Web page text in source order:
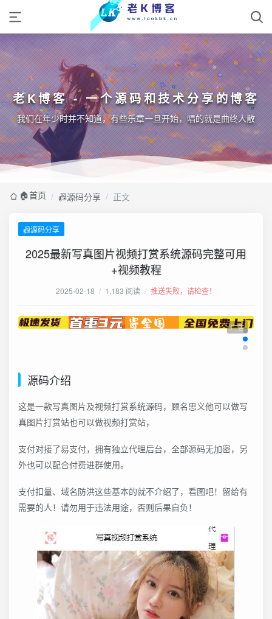
老K博客 - 一个源码和技术分享的博客
我们在年少时并不知道，有些乐章一旦开始，唱的就是曲终人散
🏠️首页 / 📠源码分享 / 正文
📠源码分享
2025最新写真图片视频打赏系统源码完整可用
+视频教程
2025-02-18 / 1,183 阅读 / 推送失败，请检查！
广告
源码介绍
这是一款写真图片及视频打赏系统源码，顾名思义他可以做写
真图片打赏站也可以做视频打赏站，
支付对接了易支付，拥有独立代理后台，全部源码无加密，另
外也可以配合付费进群使用。
支付扣量、域名防洪这些基本的就不介绍了，看图吧！留给有
需要的人！请勿用于违法用途，否则后果自负！